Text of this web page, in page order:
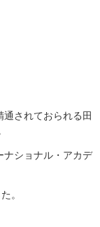
されておられる田
ナショナル・アカデ
。